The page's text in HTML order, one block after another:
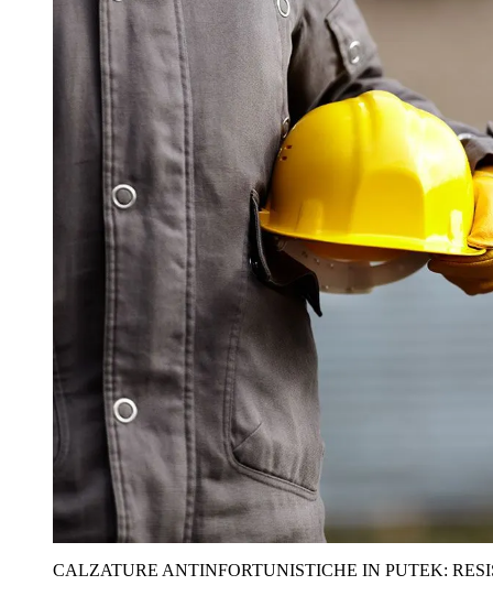
CALZATURE ANTINFORTUNISTICHE IN PUTEK: